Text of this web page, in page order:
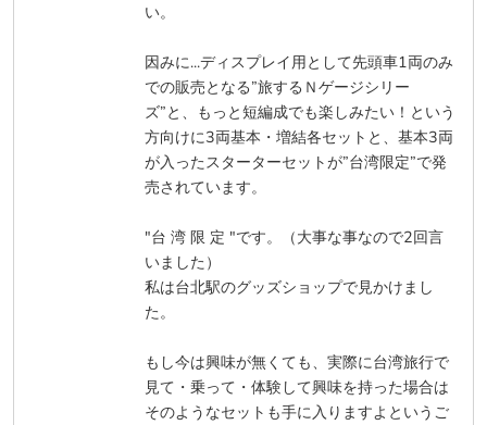
い。
因みに...ディスプレイ用として先頭車1両のみ
での販売となる”旅するＮゲージシリー
ズ”と、もっと短編成でも楽しみたい！という
方向けに3両基本・増結各セットと、基本3両
が入ったスターターセットが”台湾限定”で発
売されています。
"台 湾 限 定 "です。（大事な事なので2回言
いました）
私は台北駅のグッズショップで見かけまし
た。
もし今は興味が無くても、実際に台湾旅行で
見て・乗って・体験して興味を持った場合は
そのようなセットも手に入りますよというご